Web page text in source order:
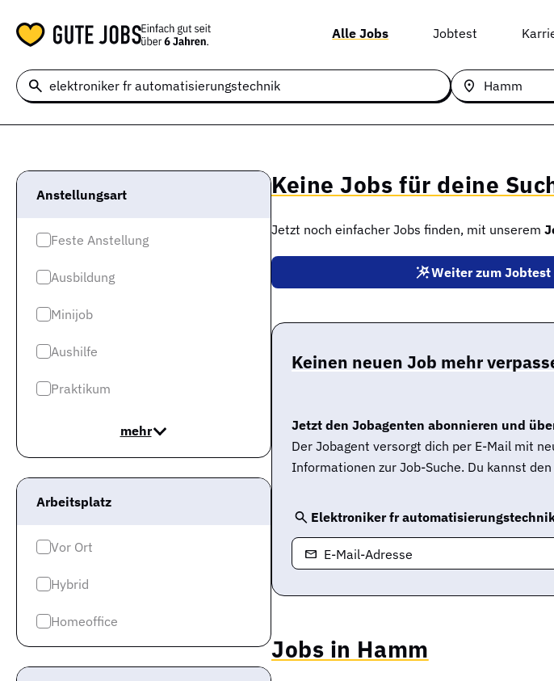
Alle Jobs Jobtest
Anstellungsart
Feste Anstellung
Ausbildung
Minijob
Aushilfe
Praktikum
mehr
Arbeitsplatz
Vor Ort
Hybrid
Homeoffice
Keine Jobs für deine
Jetzt noch einfacher Jobs finden, mit unserem
Weiter zum Jobtest
Keinen neuen Job mehr
Jetzt den Jobagenten abonnieren und
Der Jobagent versorgt dich per E-Mail mit
Informationen zur Job-Suche. Du kannst
Elektroniker fr
E-Mail-Adresse
Jobs in Hamm